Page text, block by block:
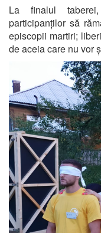
La finalul
participanților să
episcopii martiri;
de aceia care nu vor